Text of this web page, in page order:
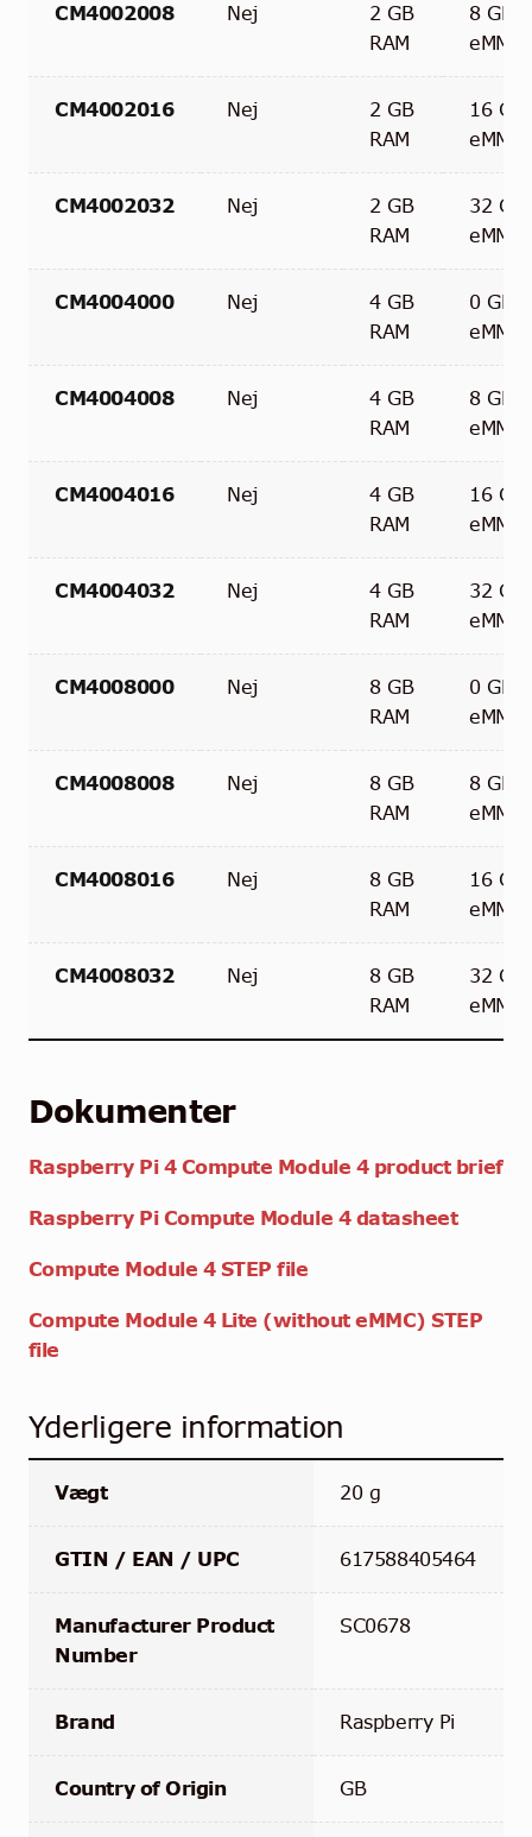
CM4002008 Nej
2 GB
RAM
8 GB
eMMC
CM4002016 Nej
2 GB
RAM
16 GB
eMMC
CM4002032 Nej
2 GB
RAM
32 GB
eMMC
CM4004000 Nej
4 GB
RAM
0 GB
eMMC
CM4004008 Nej
4 GB
RAM
8 GB
eMMC
CM4004016 Nej
4 GB
RAM
16 GB
eMMC
CM4004032 Nej
4 GB
RAM
32 GB
eMMC
CM4008000 Nej
8 GB
RAM
0 GB
eMMC
CM4008008 Nej
8 GB
RAM
8 GB
eMMC
CM4008016 Nej
8 GB
RAM
16 GB
eMMC
CM4008032 Nej
8 GB
RAM
32 GB
eMMC
Dokumenter
Raspberry Pi 4 Compute Module 4 product brief
Raspberry Pi Compute Module 4 datasheet
Compute Module 4 STEP file
Compute Module 4 Lite (without eMMC) STEP
file
Yderligere information
Vægt 20 g
GTIN / EAN / UPC 617588405464
Manufacturer Product
Number
SC0678
Brand Raspberry Pi
Country of Origin GB